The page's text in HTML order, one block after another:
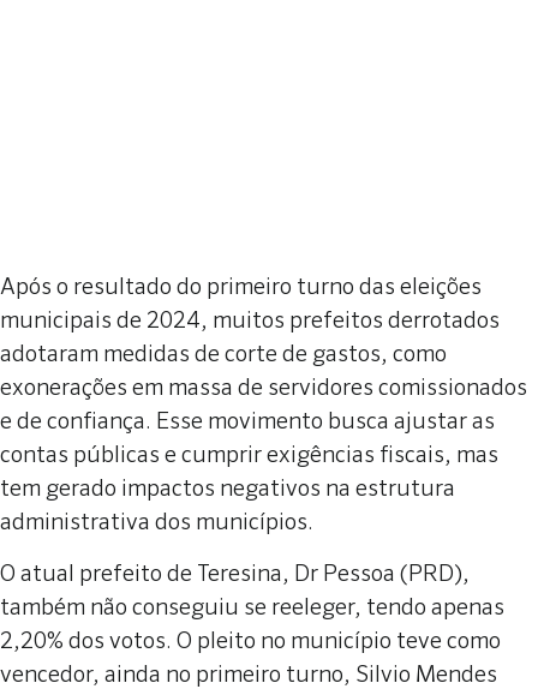
Após o resultado do primeiro turno das eleições
municipais de 2024, muitos prefeitos derrotados
adotaram medidas de corte de gastos, como
exonerações em massa de servidores comissionados
e de confiança. Esse movimento busca ajustar as
contas públicas e cumprir exigências fiscais, mas
tem gerado impactos negativos na estrutura
administrativa dos municípios.
O atual prefeito de Teresina, Dr Pessoa (PRD),
também não conseguiu se reeleger, tendo apenas
2,20% dos votos. O pleito no município teve como
vencedor, ainda no primeiro turno, Silvio Mendes